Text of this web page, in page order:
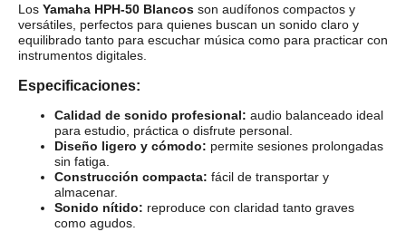
Los Yamaha HPH-50 Blancos son audífonos compactos y
versátiles, perfectos para quienes buscan un sonido claro y
equilibrado tanto para escuchar música como para practicar con
instrumentos digitales.
Especificaciones:
Calidad de sonido profesional: audio balanceado ideal
para estudio, práctica o disfrute personal.
Diseño ligero y cómodo: permite sesiones prolongadas
sin fatiga.
Construcción compacta: fácil de transportar y
almacenar.
Sonido nítido: reproduce con claridad tanto graves
como agudos.